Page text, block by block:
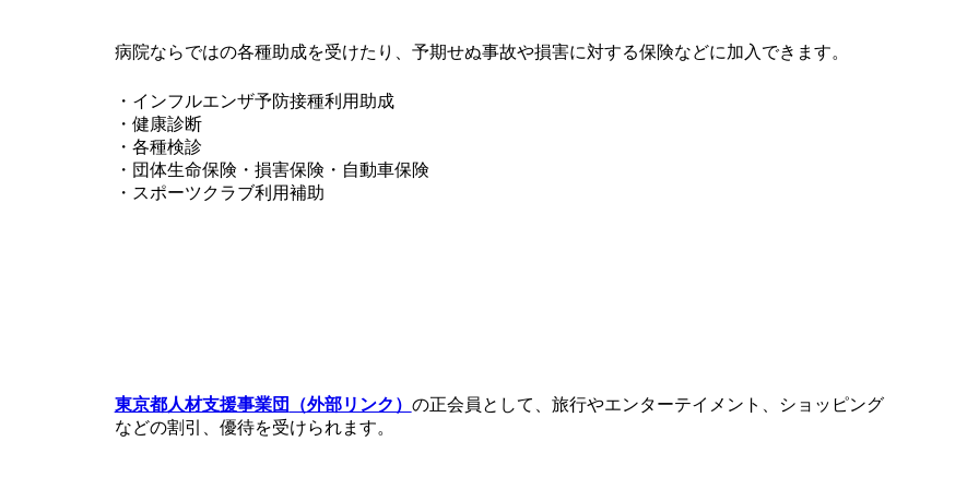
病院ならではの各種助成を受けたり、予期せぬ事故や損害に対する保険などに加入できます。
・インフルエンザ予防接種利用助成
・健康診断
・各種検診
・団体生命保険・損害保険・自動車保険
・スポーツクラブ利用補助
東京都人材支援事業団 （外部リンク） の正会員として、旅行やエンターテイメント、ショッピング
などの割引、優待を受けられます。